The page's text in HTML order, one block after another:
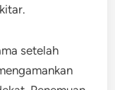
setelah